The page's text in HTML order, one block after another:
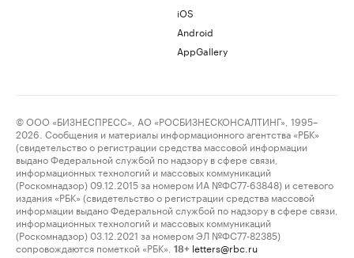
iOS
Android
AppGallery
© ООО «БИЗНЕСПРЕСС», АО «РОСБИЗНЕСКОНСАЛТИНГ», 1995–
2026. Сообщения и материалы информационного агентства «РБК»
(свидетельство о регистрации средства массовой информации
выдано Федеральной службой по надзору в сфере связи,
информационных технологий и массовых коммуникаций
(Роскомнадзор) 09.12.2015 за номером ИА №ФС77-63848) и сетевого
издания «РБК» (свидетельство о регистрации средства массовой
информации выдано Федеральной службой по надзору в сфере связи,
информационных технологий и массовых коммуникаций
(Роскомнадзор) 03.12.2021 за номером ЭЛ №ФС77-82385)
сопровождаются пометкой «РБК».
18+ letters@rbc.ru